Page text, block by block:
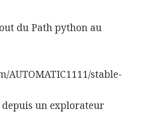
du Path python au
AUTOMATIC1111/stable-
un explorateur